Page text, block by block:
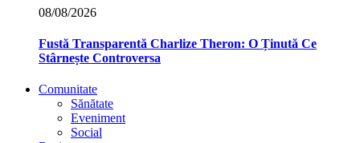
08/08/2026
Fustă Transparentă Charlize Theron: O Ținută Ce
Stârnește Controversa
Comunitate
Sănătate
Eveniment
Social